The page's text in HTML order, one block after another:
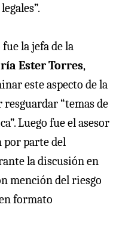
la jefa de la
Ester Torres,
este aspecto de la
“temas de
Luego fue el asesor
por parte del
la discusión en
mención del riesgo
formato